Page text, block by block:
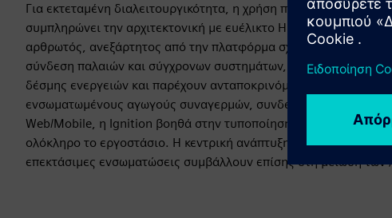
Για εκτεταμένη διαλειτουργικότητα, η χρήση π.χ. Ignition,
συμπληρώνει την αρχιτεκτονική με ευέλικτο HMI, χειρισμό
αρθρωτός, ανεξάρτητος από την πλατφόρμα σχεδιασμός και η
σύνδεση παλαιών και σύγχρονων συστημάτων, επιταχύνουν την
δέσμης ενεργειών και παρέχουν ανταποκρινόμενες διεπαφές
ενσωματωμένους αγωγούς συναγερμών, συνδεσιμότητα
Web/Mobile, η Ignition βοηθά στην τυποποίηση των
ολόκληρο το εργοστάσιο. Η κεντρική ανάπτυξη, οι ισχυροί
επεκτάσιμες ενσωματώσεις συμβάλλουν επίσης στη μείωση